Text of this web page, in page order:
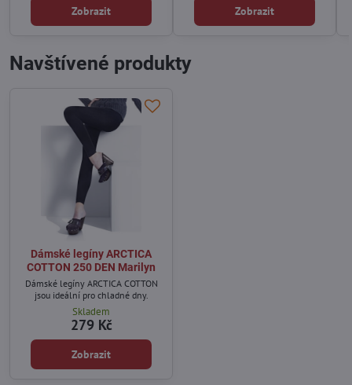
Zobrazit Zobrazit
Navštívené produkty
Dámské legíny ARCTICA
COTTON 250 DEN Marilyn
Dámské legíny ARCTICA COTTON
jsou ideální pro chladné dny.
Skladem
279 Kč
Zobrazit